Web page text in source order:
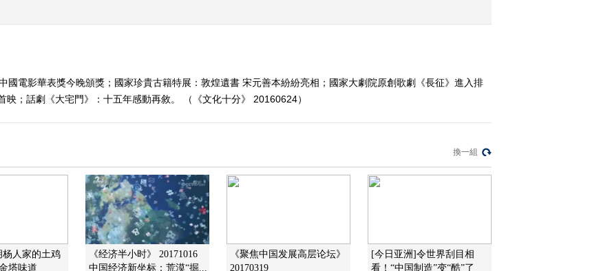
2016-06-17 12:23:09
2016-06-16 12:22:10
國電影華表獎今晚頒獎；國家珍貴古籍特展：敦煌遺書 宋元善本紛紛亮相；國家大劇院原創歌劇《長征》進入排
；話劇《大宅門》：十五年感動再敘。 （《文化十分》 20160624）
換一組
人家的土鸡
塔味道
《经济半小时》 20171016
中国经济新坐标：荒漠“掘...
《聚焦中国发展高层论坛》
20170319
[今日亚洲]令世界刮目相
看！“中国制造”变“酷”了